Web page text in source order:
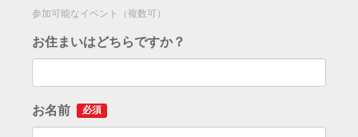
参加可能なイベント（複数可）
お住まいはどちらですか？
お名前 必須